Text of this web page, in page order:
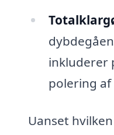
inkluderer
polering af
Uanset